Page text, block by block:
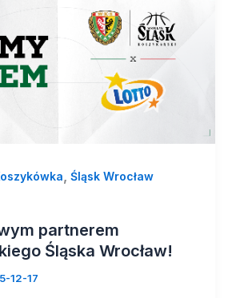
Śląsk Wrocław
partnerem
Śląska Wrocław!
12-17